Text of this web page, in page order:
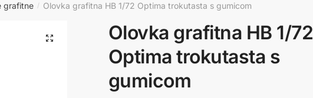
grafitne / Olovka grafitna HB 1/72 Optima trokutasta s gumicom
Olovka grafitna HB 1/72
Optima trokutasta s
gumicom